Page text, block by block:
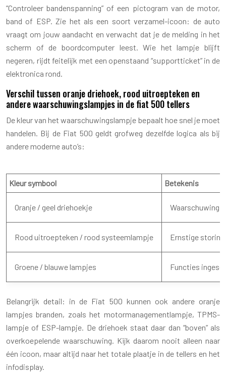
“Controleer bandenspanning” of een pictogram van de motor,
band of ESP. Zie het als een soort verzamel-icoon: de auto
vraagt om jouw aandacht en verwacht dat je de melding in het
scherm of de boordcomputer leest. Wie het lampje blijft
negeren, rijdt feitelijk met een openstaand “supportticket” in de
elektronica rond.
Verschil tussen oranje driehoek, rood uitroepteken en
andere waarschuwingslampjes in de fiat 500 tellers
De kleur van het waarschuwingslampje bepaalt hoe snel je moet
handelen. Bij de Fiat 500 geldt grofweg dezelfde logica als bij
andere moderne auto’s:
Kleur symbool Betekenis
Oranje / geel driehoekje Waarschuwing,
Rood uitroepteken / rood systeemlampje Ernstige
Groene / blauwe lampjes Functies
Belangrijk detail: in de Fiat 500 kunnen ook andere oranje
lampjes branden, zoals het motormanagementlampje, TPMS-
lampje of ESP-lampje. De driehoek staat daar dan “boven” als
overkoepelende waarschuwing. Kijk daarom nooit alleen naar
één icoon, maar altijd naar het totale plaatje in de tellers en het
infodisplay.